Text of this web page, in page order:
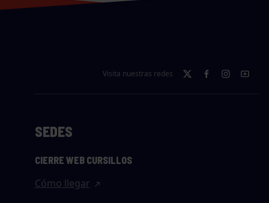
Visita nuestras redes
SEDES
CIERRE WEB CURSILLOS
Cómo llegar